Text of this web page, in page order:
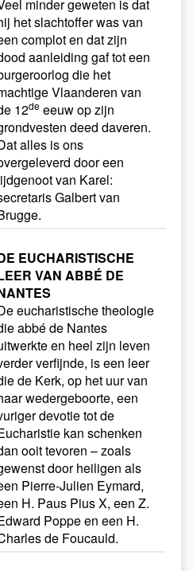
minder geweten is dat
het slachtoffer was van
complot en dat zijn
aanleiding gaf tot een
die het
Vlaanderen van
12de eeuw op zijn
deed daveren.
alles is ons
door een
van Karel:
Galbert van
EUCHARISTISCHE
VAN ABBÉ DE
eucharistische theologie
abbé de Nantes
en heel zijn leven
verfijnde, is een leer
de Kerk, op het uur van
wedergeboorte, een
devotie tot de
kan schenken
ooit tevoren – zoals
door heiligen als
Pierre-Julien Eymard,
H. Paus Pius X, een Z.
Poppe en een H.
de Foucauld.